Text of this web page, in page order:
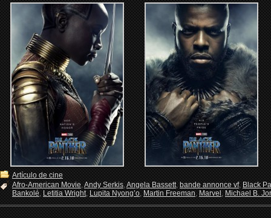
Artículo de cine
Afro-American Movie,Andy Serkis,Angela Bassett,bande annonce vf,Black
Bankolé,Letitia Wright,Lupita Nyong’o,Martin Freeman,Marvel,Michael B.